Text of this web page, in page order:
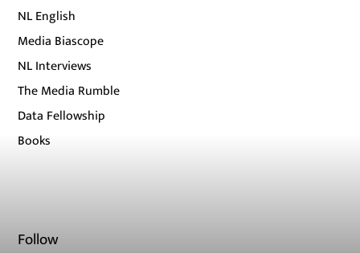
NL English
Media Biascope
NL Interviews
The Media Rumble
Data Fellowship
Books
Follow